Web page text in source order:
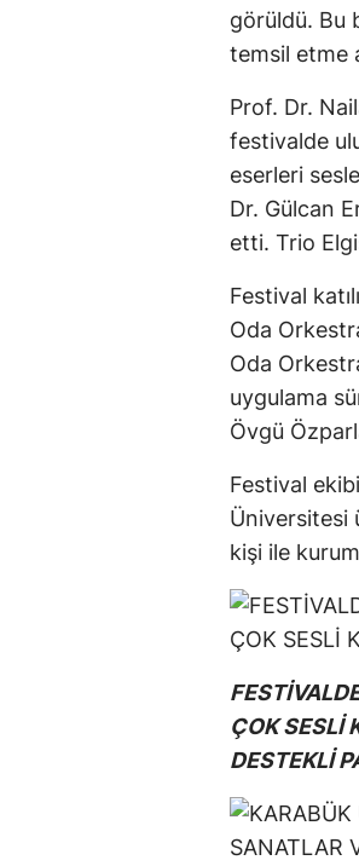
görüldü. Bu
temsil etme
Prof. Dr.
festivalde
eserleri
Dr. Gülcan
etti. Trio
Festival
Oda
Oda
uygulama
Övgü
Festival
Üniversitesi
kişi ile
ÇOK SESLİ
DESTEKLİ